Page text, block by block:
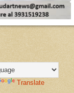
Translate